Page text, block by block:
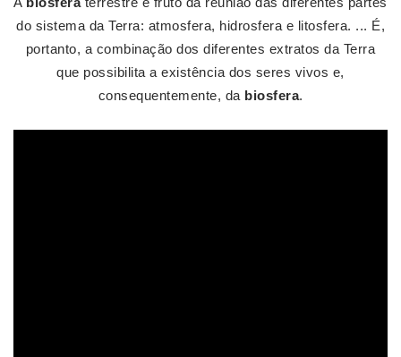
do sistema da Terra: atmosfera, hidrosfera e litosfera. ... É,
portanto, a combinação dos diferentes extratos da Terra
que possibilita a existência dos seres vivos e,
consequentemente, da biosfera.